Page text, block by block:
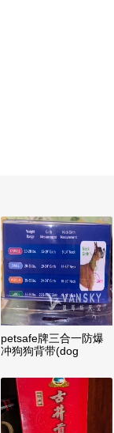
petsafe牌三合一防爆
冲狗狗背带(dog